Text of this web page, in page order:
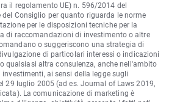
il regolamento UE) n. 596/2014 del
del Consiglio per quanto riguarda le norme
per le disposizioni tecniche per la
di raccomandazioni di investimento o altre
o suggeriscono una strategia di
di particolari interessi o indicazioni
qualsiasi altra consulenza, anche nell'ambito
ai sensi della legge sugli
29 luglio 2005 (ad es. Journal of Laws 2019,
La comunicazione di marketing è